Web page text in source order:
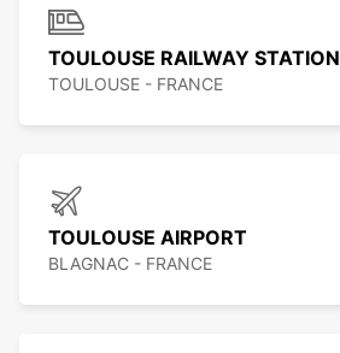
TOULOUSE RAILWAY STATION
TOULOUSE - FRANCE
TOULOUSE AIRPORT
BLAGNAC - FRANCE